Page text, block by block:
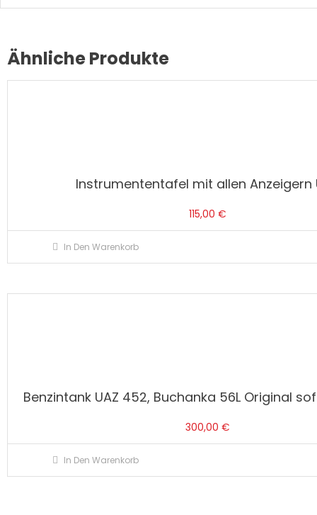
Ähnliche Produkte
Instrumententafel mit allen Anzeigern
115,00 €
In Den Warenkorb
Benzintank UAZ 452, Buchanka 56L Original
300,00 €
In Den Warenkorb